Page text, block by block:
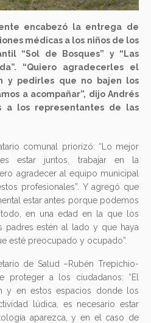
encabezó la entrega de
médicas a los niños de los
“Sol de Bosques” y “Las
“Quiero agradecerles el
y pedirles que no bajen los
a acompañar”, dijo Andrés
a los representantes de las
comunal priorizó: “Lo mejor
estar juntos, trabajar en la
agradecer al equipo municipal
profesionales”. Y agregó que
estar antes porque podemos
todo, en una edad en la que los
padres estén al lado y que haya
esté preocupado y ocupado”.
de Salud –Rubén Trepichio-
proteger a los ciudadanos: “El
y en estos espacios donde los
lúdica, es necesario estar
aparezca, y en el caso de